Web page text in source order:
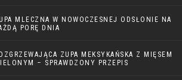
MLECZNA W NOWOCZESNEJ ODSŁONIE NA
PORĘ DNIA
ZUPA MEKSYKAŃSKA Z MIĘSEM
– SPRAWDZONY PRZEPIS